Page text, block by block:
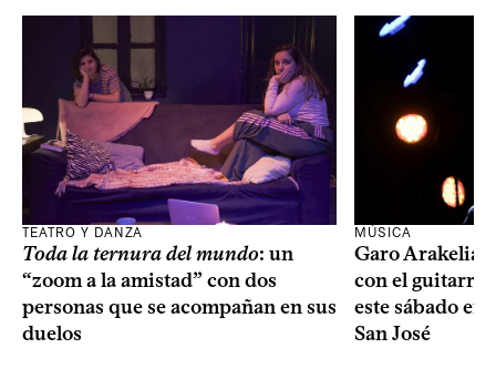
TEATRO Y DANZA
Toda la ternura del mundo: un
“zoom a la amistad” con dos
personas que se acompañan en sus
duelos
MÚSICA
Garo Arakelian
con el
este sábado en
San José